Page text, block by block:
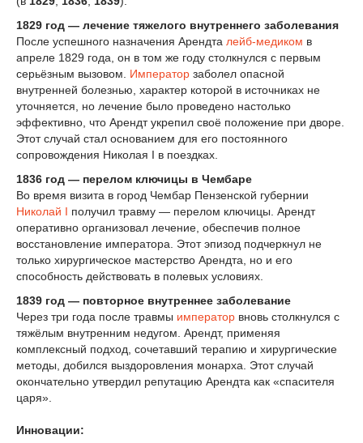
1829 год — лечение тяжелого внутреннего заболевания
После успешного назначения Арендта лейб-медиком в
апреле 1829 года, он в том же году столкнулся с первым
серьёзным вызовом. Император заболел опасной
внутренней болезнью, характер которой в источниках не
уточняется, но лечение было проведено настолько
эффективно, что Арендт укрепил своё положение при дворе.
Этот случай стал основанием для его постоянного
сопровождения Николая I в поездках.
1836 год — перелом ключицы в Чембаре
Во время визита в город Чембар Пензенской губернии
Николай I получил травму — перелом ключицы. Арендт
оперативно организовал лечение, обеспечив полное
восстановление императора. Этот эпизод подчеркнул не
только хирургическое мастерство Арендта, но и его
способность действовать в полевых условиях.
1839 год — повторное внутреннее заболевание
Через три года после травмы император вновь столкнулся с
тяжёлым внутренним недугом. Арендт, применяя
комплексный подход, сочетавший терапию и хирургические
методы, добился выздоровления монарха. Этот случай
окончательно утвердил репутацию Арендта как «спасителя
царя».
Инновации: